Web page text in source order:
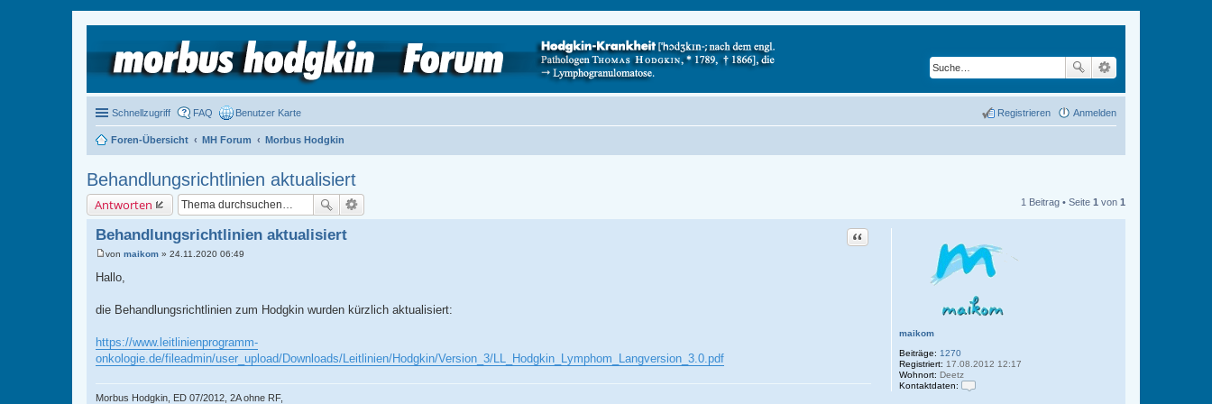
Schnellzugriff FAQ Benutzer Karte Anmelden
Registrieren
Foren-Übersicht MH Forum Morbus Hodgkin
Behandlungsrichtlinien aktualisiert
Antworten 1 Beitrag • Seite 1 von 1
maikom
Beiträge: 1270
Registriert: 17.08.2012 12:17
Wohnort: Deetz
Kontaktdaten:
Behandlungsrichtlinien aktualisiert Zitat
e
i
a
von maikom » 24.11.2020 06:49
Hallo,
die Behandlungsrichtlinien zum Hodgkin wurden kürzlich aktualisiert:
https://www.leitlinienprogramm-
onkologie.de/fileadmin/user_upload/Downloads/Leitlinien/Hodgkin/Version_3/LL_Hodgkin_Lymphom_Langversion_3.0.pdf
Morbus Hodgkin, ED 07/2012, 2A ohne RF,